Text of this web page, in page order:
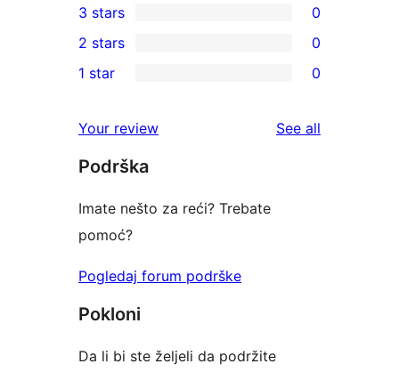
star
reviews
4-
star
reviews
0
3-
star
3 stars 0
2-
reviews
2 stars 0
star
reviews
1 star 0
Your review See all
Podrška
Imate nešto za reći? Trebate
pomoć?
Pogledaj forum podrške
Pokloni
Da li bi ste željeli da podržite